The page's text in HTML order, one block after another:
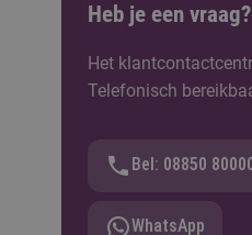
Heb je een vraag?
Het
Telefonisch
Bel: 08850
WhatsApp